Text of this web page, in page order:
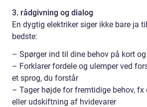
3. rådgivning og dialog
En dygtig elektriker siger ikke bare ja
bedste:
– Spørger ind til dine behov på kort
– Forklarer fordele og ulemper ved
et sprog, du forstår
– Tager højde for fremtidige behov, fx
eller udskiftning af hvidevarer